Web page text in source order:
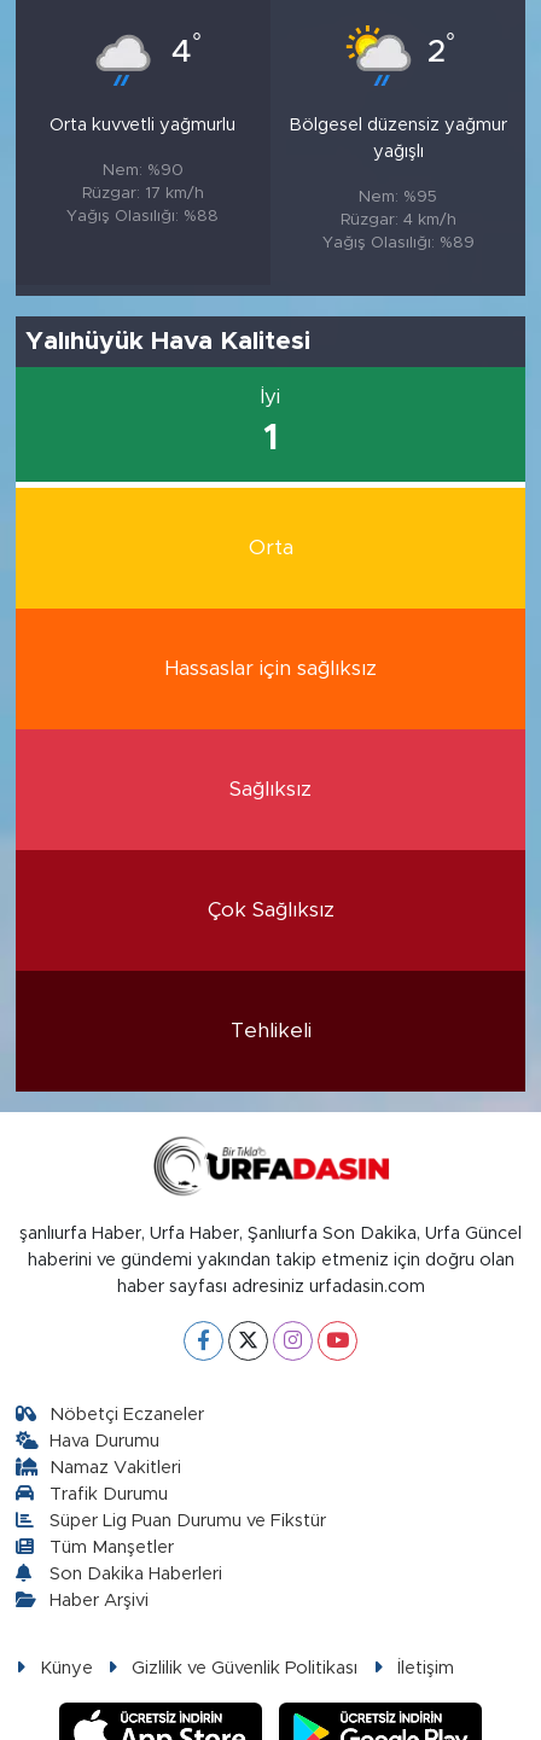
4°
Orta kuvvetli yağmurlu
Nem: %90
Rüzgar: 17 km/h
Yağış Olasılığı: %88
2°
Bölgesel düzensiz yağmur
yağışlı
Nem: %95
Rüzgar: 4 km/h
Yağış Olasılığı: %89
Yalıhüyük Hava Kalitesi
İyi
1
Orta
Hassaslar için sağlıksız
Sağlıksız
Çok Sağlıksız
Tehlikeli
şanlıurfa Haber, Urfa Haber, Şanlıurfa Son Dakika, Urfa Güncel
haberini ve gündemi yakından takip etmeniz için doğru olan
haber sayfası adresiniz urfadasin.com
Nöbetçi Eczaneler
Hava Durumu
Namaz Vakitleri
Trafik Durumu
Süper Lig Puan Durumu ve Fikstür
Tüm Manşetler
Son Dakika Haberleri
Haber Arşivi
Künye Gizlilik ve Güvenlik Politikası İletişim